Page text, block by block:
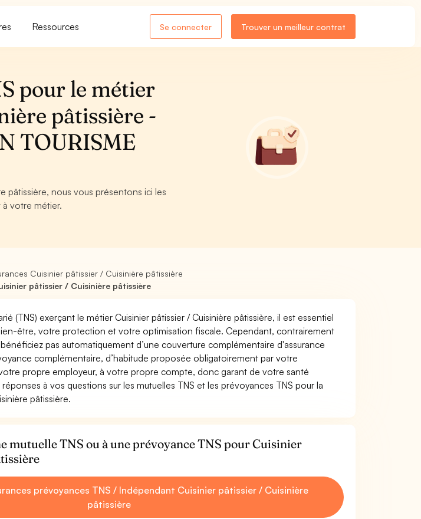
Ressources Se connecter Trouver un meilleur contrat
pour le métier
pâtissière -
TOURISME
pâtissière, nous vous présentons ici les
votre métier.
Cuisinier pâtissier / Cuisinière pâtissière
pâtissier / Cuisinière pâtissière
(TNS) exerçant le métier Cuisinier pâtissier / Cuisinière pâtissière, il est essentiel
être, votre protection et votre optimisation fiscale. Cependant, contrairement
pas automatiquement d’une couverture complémentaire d'assurance
complémentaire, d’habitude proposée obligatoirement par votre
propre employeur, à votre propre compte, donc garant de votre santé
à vos questions sur les mutuelles TNS et les prévoyances TNS pour la
pâtissière.
mutuelle TNS ou à une prévoyance TNS pour Cuisinier
prévoyances TNS / Indépendant Cuisinier pâtissier / Cuisinière
pâtissière